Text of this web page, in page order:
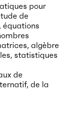
pour
de
équations
algèbre
statistiques
de
de la